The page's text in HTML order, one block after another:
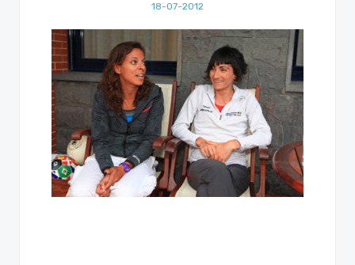
18-07-2012